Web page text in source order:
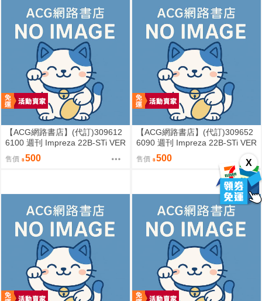
X
【ACG網路書店】(代訂)309612
6100 週刊 Impreza 22B-STi VER
SION をつくる (8)
售價 500
【ACG網路書店】(代訂)309652
6090 週刊 Impreza 22B-STi VER
SION をつくる (7)
售價 500